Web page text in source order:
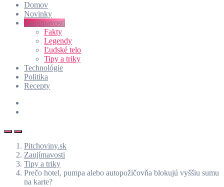
Domov
Novinky
Zaujímavosti
Fakty
Legendy
Ľudské telo
Tipy a triky
Technológie
Politika
Recepty
Pitchoviny.sk
Zaujímavosti
Tipy a triky
Prečo hotel, pumpa alebo autopožičovňa blokujú vyššiu sumu
na karte?